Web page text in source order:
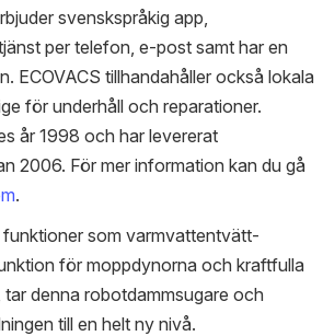
svenskspråkig app,
per telefon, e-post samt har en
ECOVACS tillhandahåller också lokala
för underhåll och reparationer.
år 1998 och har levererat
2006. För mer information kan du gå
.
som varmvattentvätt-
för moppdynorna och kraftfulla
denna robotdammsugare och
till en helt ny nivå.